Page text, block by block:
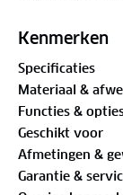
Belangrijkste
5-
Voor
een standaard
zijn plek
Kenmerken
Specificaties
Materiaal &
Functies &
Geschikt voor
Afmetingen &
Garantie &